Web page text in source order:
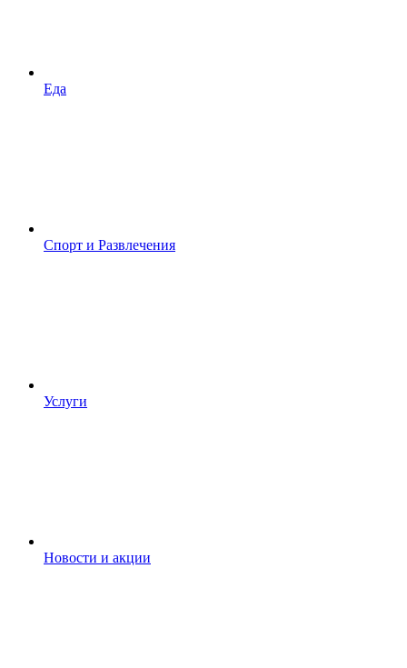
Еда
Спорт и Развлечения
Услуги
Новости и акции